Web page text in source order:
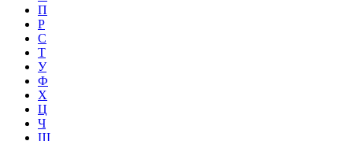
П
Р
С
Т
У
Ф
Х
Ц
Ч
Ш